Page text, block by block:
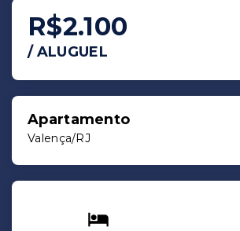
R$2.100
/ALUGUEL
Apartamento
Valença/RJ